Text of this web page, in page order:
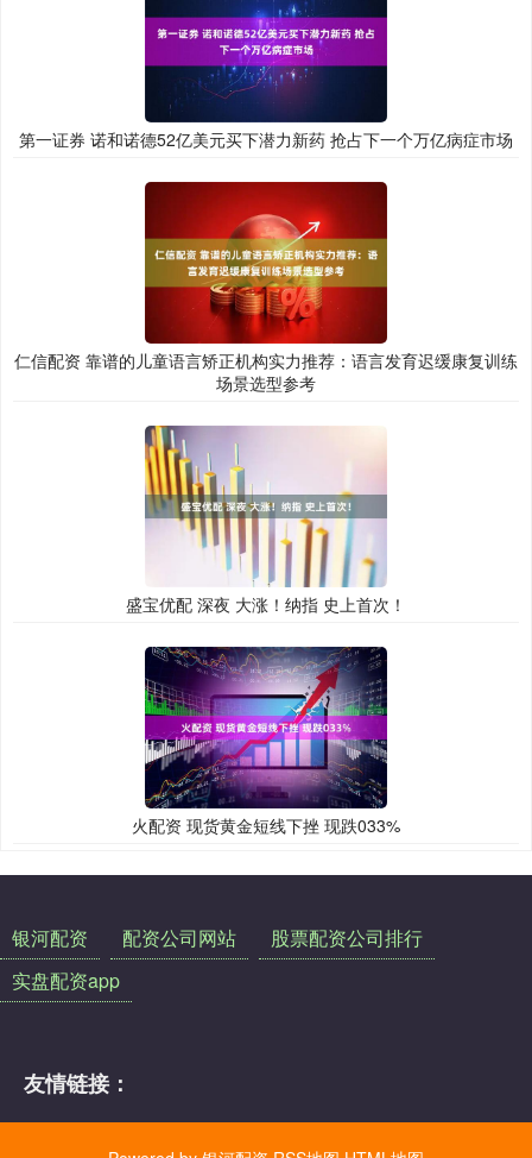
第一证券 诺和诺德52亿美元买下潜力新药 抢占下一个万亿病症市场
仁信配资 靠谱的儿童语言矫正机构实力推荐：语言发育迟缓康复训练
场景选型参考
盛宝优配 深夜 大涨！纳指 史上首次！
火配资 现货黄金短线下挫 现跌033%
银河配资 配资公司网站
股票配资公司排行
实盘配资app
友情链接：